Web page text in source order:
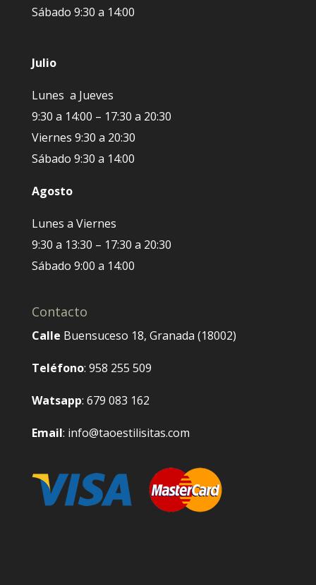
Sábado 9:30 a 14:00
Julio
Lunes a Jueves
9:30 a 14:00 – 17:30 a 20:30
Viernes 9:30 a 20:30
Sábado 9:30 a 14:00
Agosto
Lunes a Viernes
9:30 a 13:30 – 17:30 a 20:30
Sábado 9:00 a 14:00
Contacto
Calle Buensuceso 18, Granada (18002)
Teléfono: 958 255 509
Watsapp: 679 083 162
Email: info@taoestilisitas.com